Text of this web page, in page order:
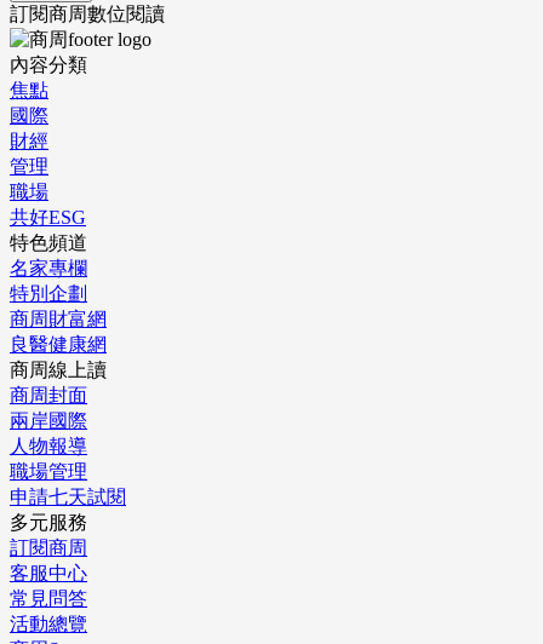
訂閱商周數位閱讀
內容分類
焦點
國際
財經
管理
職場
共好ESG
特色頻道
名家專欄
特別企劃
商周財富網
良醫健康網
商周線上讀
商周封面
兩岸國際
人物報導
職場管理
申請七天試閱
多元服務
訂閱商周
客服中心
常見問答
活動總覽